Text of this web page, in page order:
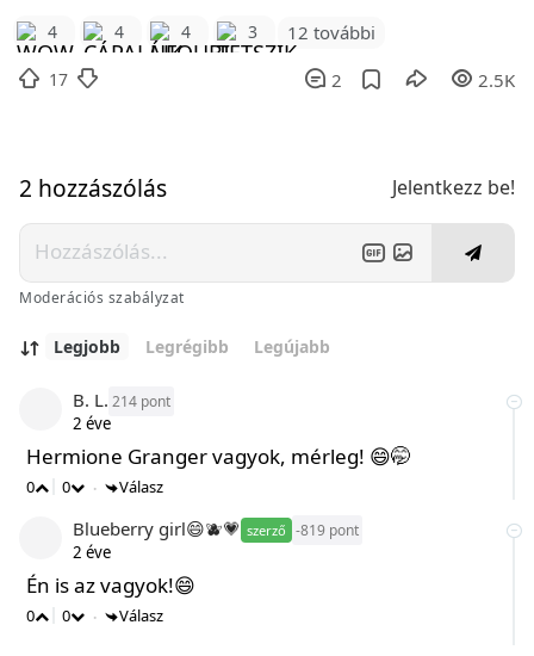
4 4 4 3 12 további
17 2 2.5K
2 hozzászólás Jelentkezz be!
Moderációs szabályzat
Legjobb Legrégibb Legújabb
B. L. 214
2 éve
Hermione Granger vagyok, mérleg! 😄🤭
0 0 • Válasz
Blueberry girl😄🫐💗 szerző -819
2 éve
Én is az vagyok!😄
0 0 • Válasz